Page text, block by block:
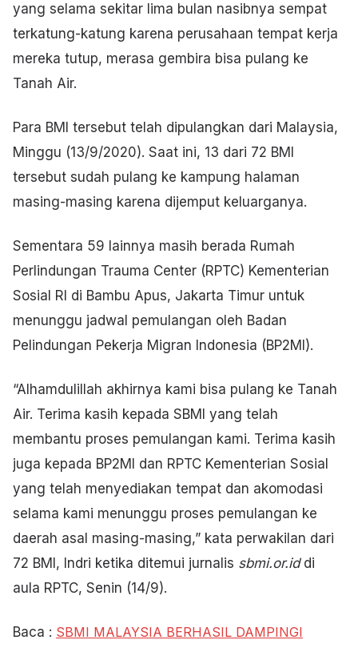
yang selama sekitar lima bulan nasibnya sempat
terkatung-katung karena perusahaan tempat kerja
mereka tutup, merasa gembira bisa pulang ke
Tanah Air.
Para BMI tersebut telah dipulangkan dari Malaysia,
Minggu (13/9/2020). Saat ini, 13 dari 72 BMI
tersebut sudah pulang ke kampung halaman
masing-masing karena dijemput keluarganya.
Sementara 59 lainnya masih berada Rumah
Perlindungan Trauma Center (RPTC) Kementerian
Sosial RI di Bambu Apus, Jakarta Timur untuk
menunggu jadwal pemulangan oleh Badan
Pelindungan Pekerja Migran Indonesia (BP2MI).
“Alhamdulillah akhirnya kami bisa pulang ke Tanah
Air. Terima kasih kepada SBMI yang telah
membantu proses pemulangan kami. Terima kasih
juga kepada BP2MI dan RPTC Kementerian Sosial
yang telah menyediakan tempat dan akomodasi
selama kami menunggu proses pemulangan ke
daerah asal masing-masing,” kata perwakilan dari
72 BMI, Indri ketika ditemui jurnalis sbmi.or.iddi
aula RPTC, Senin (14/9).
Baca : SBMI MALAYSIA BERHASIL DAMPINGI